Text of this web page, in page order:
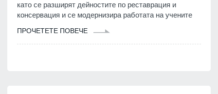
като се разширят дейностите по реставрация и
консервация и се модернизира работата на учените
ПРОЧЕТЕТЕ ПОВЕЧЕ